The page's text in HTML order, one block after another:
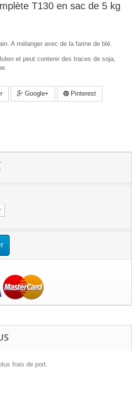
T130 en sac de 5 kg
A mélanger avec de la farine de blé.
et peut contenir des traces de soja,
Google+ Pinterest
frais de port.